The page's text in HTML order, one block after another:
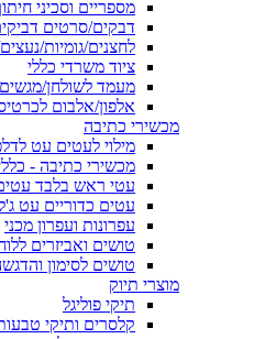
מספריים וסכיני
דבקים/סרטים
לחצנים/גומיות/
ציוד משרדי כללי
מעמד לשולחן/
אלפון/אלבום
מכשירי כתיבה
מילוי לעטים עט
מכשירי כתיבה -
עטי ראש בלבד
עטים כדוריים עט
עפרונות ועפרון מכני
טושים ואביזרים
טושים לסימון
מוצרי תיוק
תיקי פוליגל
קלסרים ותיקי